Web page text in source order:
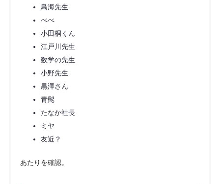
鳥海先生
べべ
小田桐くん
江戸川先生
数学の先生
小野先生
黒澤さん
青髭
たなか社長
ミヤ
友近？
あたりを確認。